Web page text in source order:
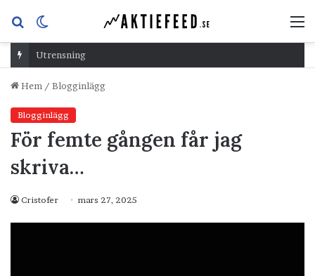
Sök
efterskin
Utrensning
Hem / Blogginlägg
Blogginlägg
För femte gången får jag
skriva…
Cristofer mars 27, 2025